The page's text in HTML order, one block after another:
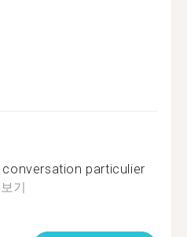
conversation particulier
기